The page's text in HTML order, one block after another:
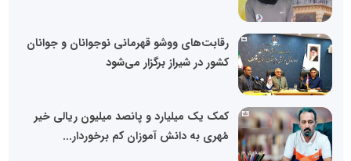
رقابت‌های ووشو قهرمانی نوجوانان و جوانان
کشور در شیراز برگزار می‌شود
کمک یک میلیارد و پانصد میلیون ریالی خیر
مُهری به دانش آموزان کم برخوردار...